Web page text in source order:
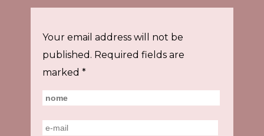
Your email address will not be
published. Required fields are
marked *